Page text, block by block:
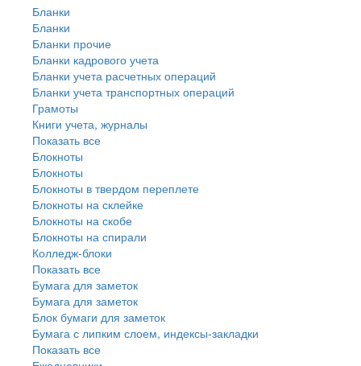
Бланки
Бланки
Бланки прочие
Бланки кадрового учета
Бланки учета расчетных операций
Бланки учета транспортных операций
Грамоты
Книги учета, журналы
Показать все
Блокноты
Блокноты
Блокноты в твердом переплете
Блокноты на склейке
Блокноты на скобе
Блокноты на спирали
Колледж-блоки
Показать все
Бумага для заметок
Бумага для заметок
Блок бумаги для заметок
Бумага с липким слоем, индексы-закладки
Показать все